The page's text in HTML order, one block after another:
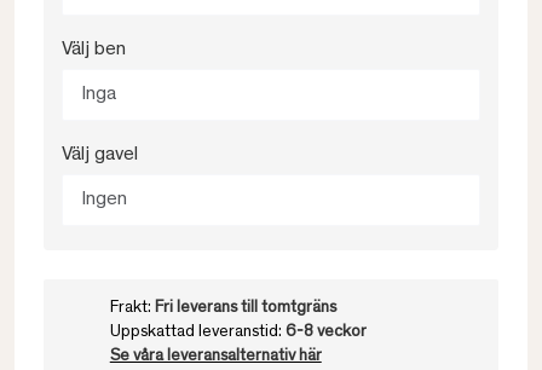
Välj ben
Inga
Välj gavel
Ingen
Frakt: Fri leverans till tomtgräns
Uppskattad leveranstid: 6-8 veckor
Se våra leveransalternativ här